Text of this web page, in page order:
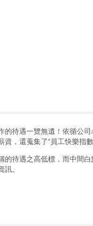
待遇一覽無遺！依循公
，還蒐集了“員工快樂指
待遇之高低標，而中間
。